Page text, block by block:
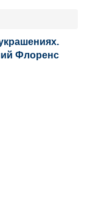
Флоренс